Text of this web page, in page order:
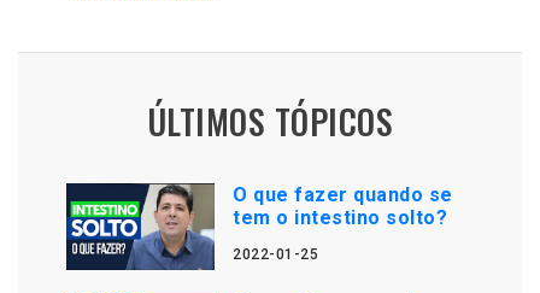
ÚLTIMOS TÓPICOS
O que fazer quando se
tem o intestino solto?
2022-01-25